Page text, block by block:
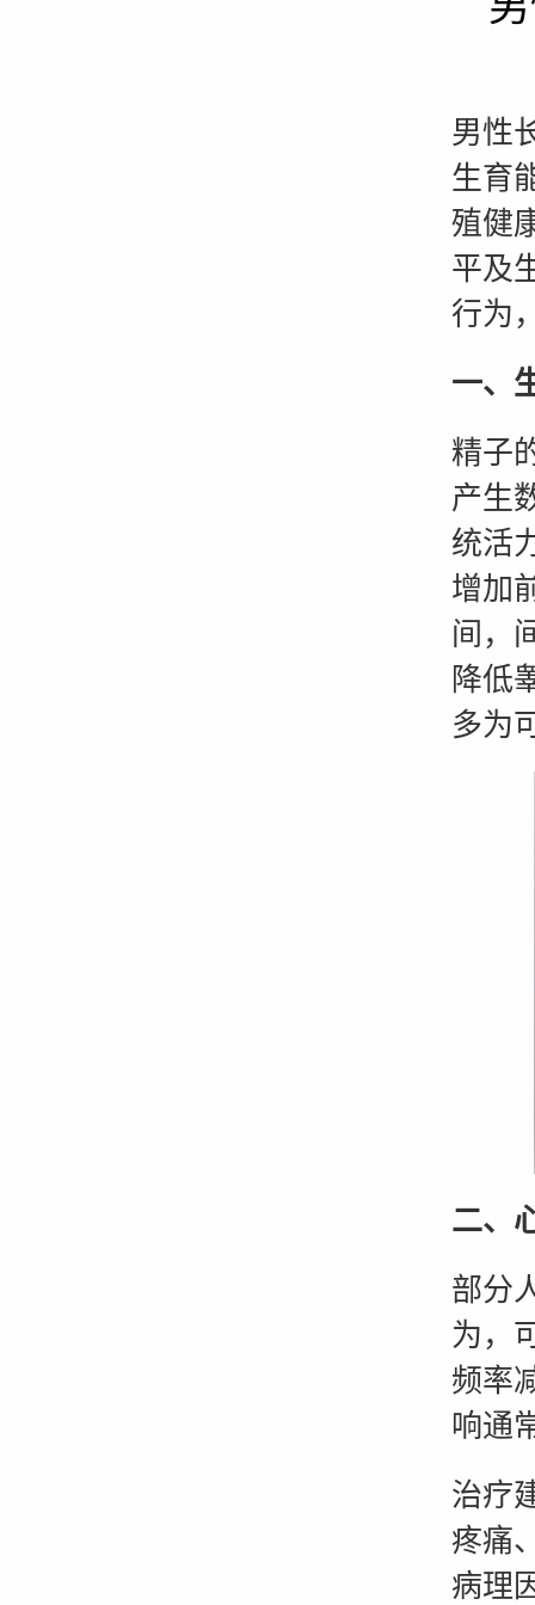
男性
生育
殖健
平及
行为
一、
精子
产生
统活
增加
间，
降低
多为
二、
部分
为，
频率
响通
治疗
疼痛
病理